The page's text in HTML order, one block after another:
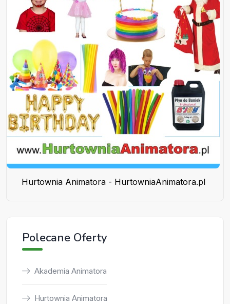
Hurtownia Animatora - HurtowniaAnimatora.pl
Polecane Oferty
Akademia Animatora
Hurtownia Animatora